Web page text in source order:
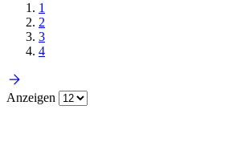
1
2
3
4
Anzeigen